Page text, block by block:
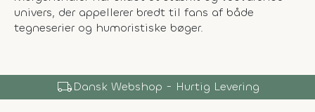
univers, der appellerer bredt til fans af både
tegneserier og humoristiske bøger.
shopping_bagOver 150.000 Produkter